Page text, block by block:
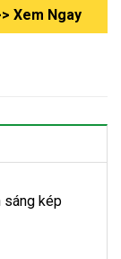
Xem Ngay
sáng kép